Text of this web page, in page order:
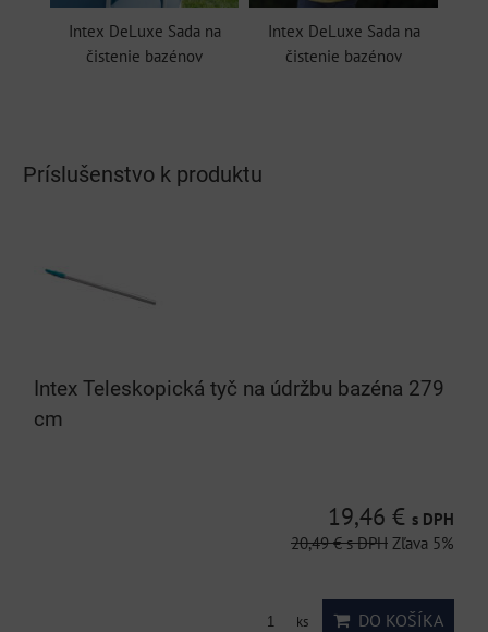
Intex DeLuxe Sada na
čistenie bazénov
Intex DeLuxe Sada na
čistenie bazénov
Príslušenstvo k produktu
Intex Teleskopická tyč na údržbu bazéna 279
cm
19,46 € s DPH
20,49 €s DPH Zľava 5%
ks DO KOŠÍKA